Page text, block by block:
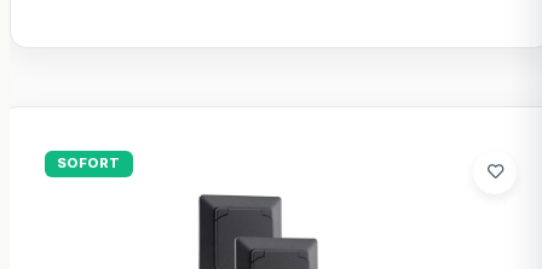
SOFORT